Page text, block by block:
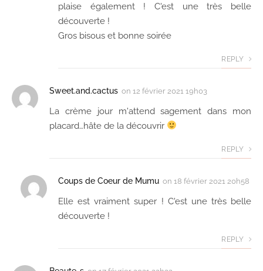
plaise également ! C'est une très belle
découverte !
Gros bisous et bonne soirée
REPLY
Sweet.and.cactus on 12 février 2021 19h03
La crème jour m'attend sagement dans mon
placard…hâte de la découvrir
REPLY
Coups de Coeur de Mumu on 18 février 2021 20h58
Elle est vraiment super ! C'est une très belle
découverte !
REPLY